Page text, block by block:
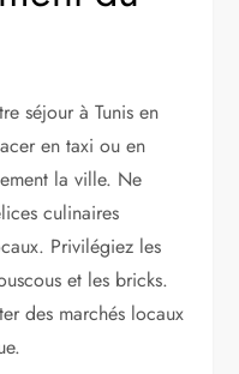
séjour à Tunis en
en taxi ou en
la ville. Ne
culinaires
Privilégiez les
et les bricks.
des marchés locaux